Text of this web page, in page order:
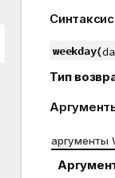
weekday(
Тип
аргументы